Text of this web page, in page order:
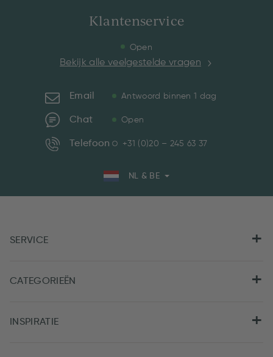
Klantenservice
Open
Bekijk alle veelgestelde vragen
Email Antwoord binnen 1 dag
Chat Open
Telefoon +31 (0)20 – 245 63 37
NL & BE
SERVICE
CATEGORIEËN
INSPIRATIE